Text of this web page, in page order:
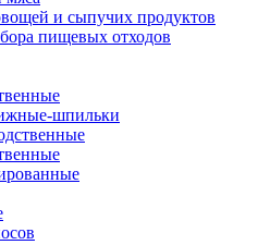
и сыпучих продуктов
пищевых отходов
шпильки